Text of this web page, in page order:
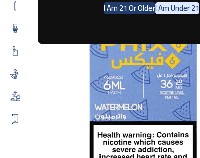
I Am 21 Or OlderI Am Under 21